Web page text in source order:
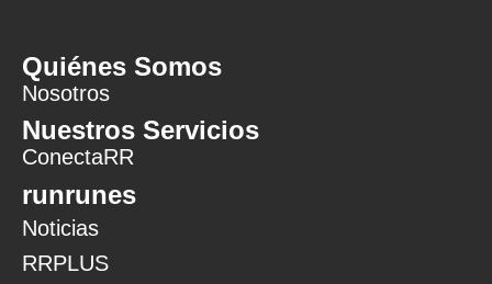
Quiénes Somos
Nosotros
Nuestros Servicios
ConectaRR
runrunes
Noticias
RRPLUS